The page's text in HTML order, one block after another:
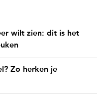
wilt zien: dit is het
Zo herken je